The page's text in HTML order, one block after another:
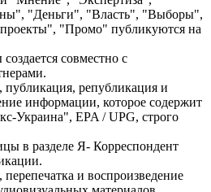
"Деньги", "Власть", "Выборы",
"Промо" публикуются на
совместно с
републикация и
информации, которое содержит
Украина", EPA / UPG, строго
в разделе Я- Корреспондент
и воспроизведение